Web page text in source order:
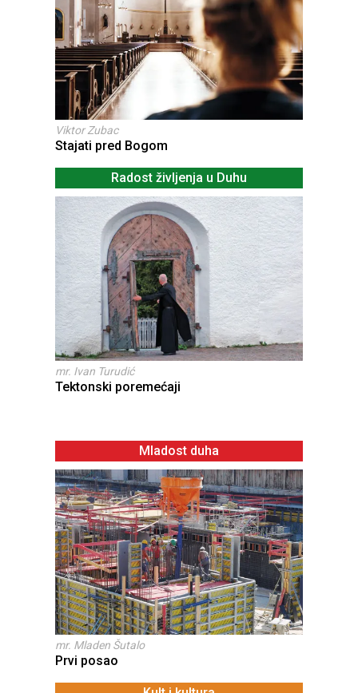
Viktor Zubac
Stajati pred Bogom
Radost življenja u Duhu
mr. Ivan Turudić
Tektonski poremećaji
Mladost duha
mr. Mladen Šutalo
Prvi posao